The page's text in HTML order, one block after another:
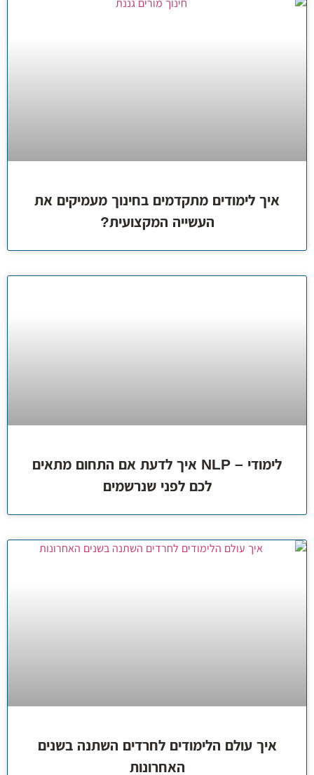
איך לימודים מתקדמים בחינוך מעמיקים את
העשייה המקצועית?
לימודי – NLP איך לדעת אם התחום מתאים
לכם לפני שנרשמים
איך עולם הלימודים לחרדים השתנה בשנים
האחרונות